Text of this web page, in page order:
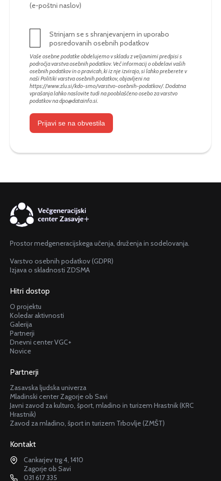
(e-poštni naslov)
Strinjam se s shranjevanjem in uporabo
posredovanih osebnih podatkov
Vaše osebne podatke obdelujemo v skladu z veljavnimi predpisi s
področja varstva osebnih podatkov. Več informacij o obdelavi vaših
osebnih podatkov in o pravicah, ki iz nje izvirajo, si lahko preberete v
naši Politiki varstva osebnih podatkov, objavljeni na
https://www.zlu.si/kdo-smo/varstvo-osebnih-podatkov/. Dodatna
vprašanja lahko naslovite tudi na pooblaščeno osebo za varstvo
podatkov nadpo@datainfo.si
Prijavi se na obvestila
Prostor medgeneracijskega učenja, druženja in sodelovanja.
Varstvo osebnih podatkov (GDPR)
Izjava o skladnosti ZDSMA
Hitri dostop
O projektu
Koledar aktivnosti
Galerija
Partnerji
Dnevni center VGC+
Novice
Partnerji
Zasavska ljudska univerza
Mladinski center Zagorje ob Savi
Javni zavod za kulturo, šport, mladino in turizem Hrastnik (KRC
Hrastnik)
Zavod za mladino, šport in turizem Trbovlje (ZMŠT)
Kontakt
Cankarjev trg 4, 1410
Zagorje ob Savi
031 617 335